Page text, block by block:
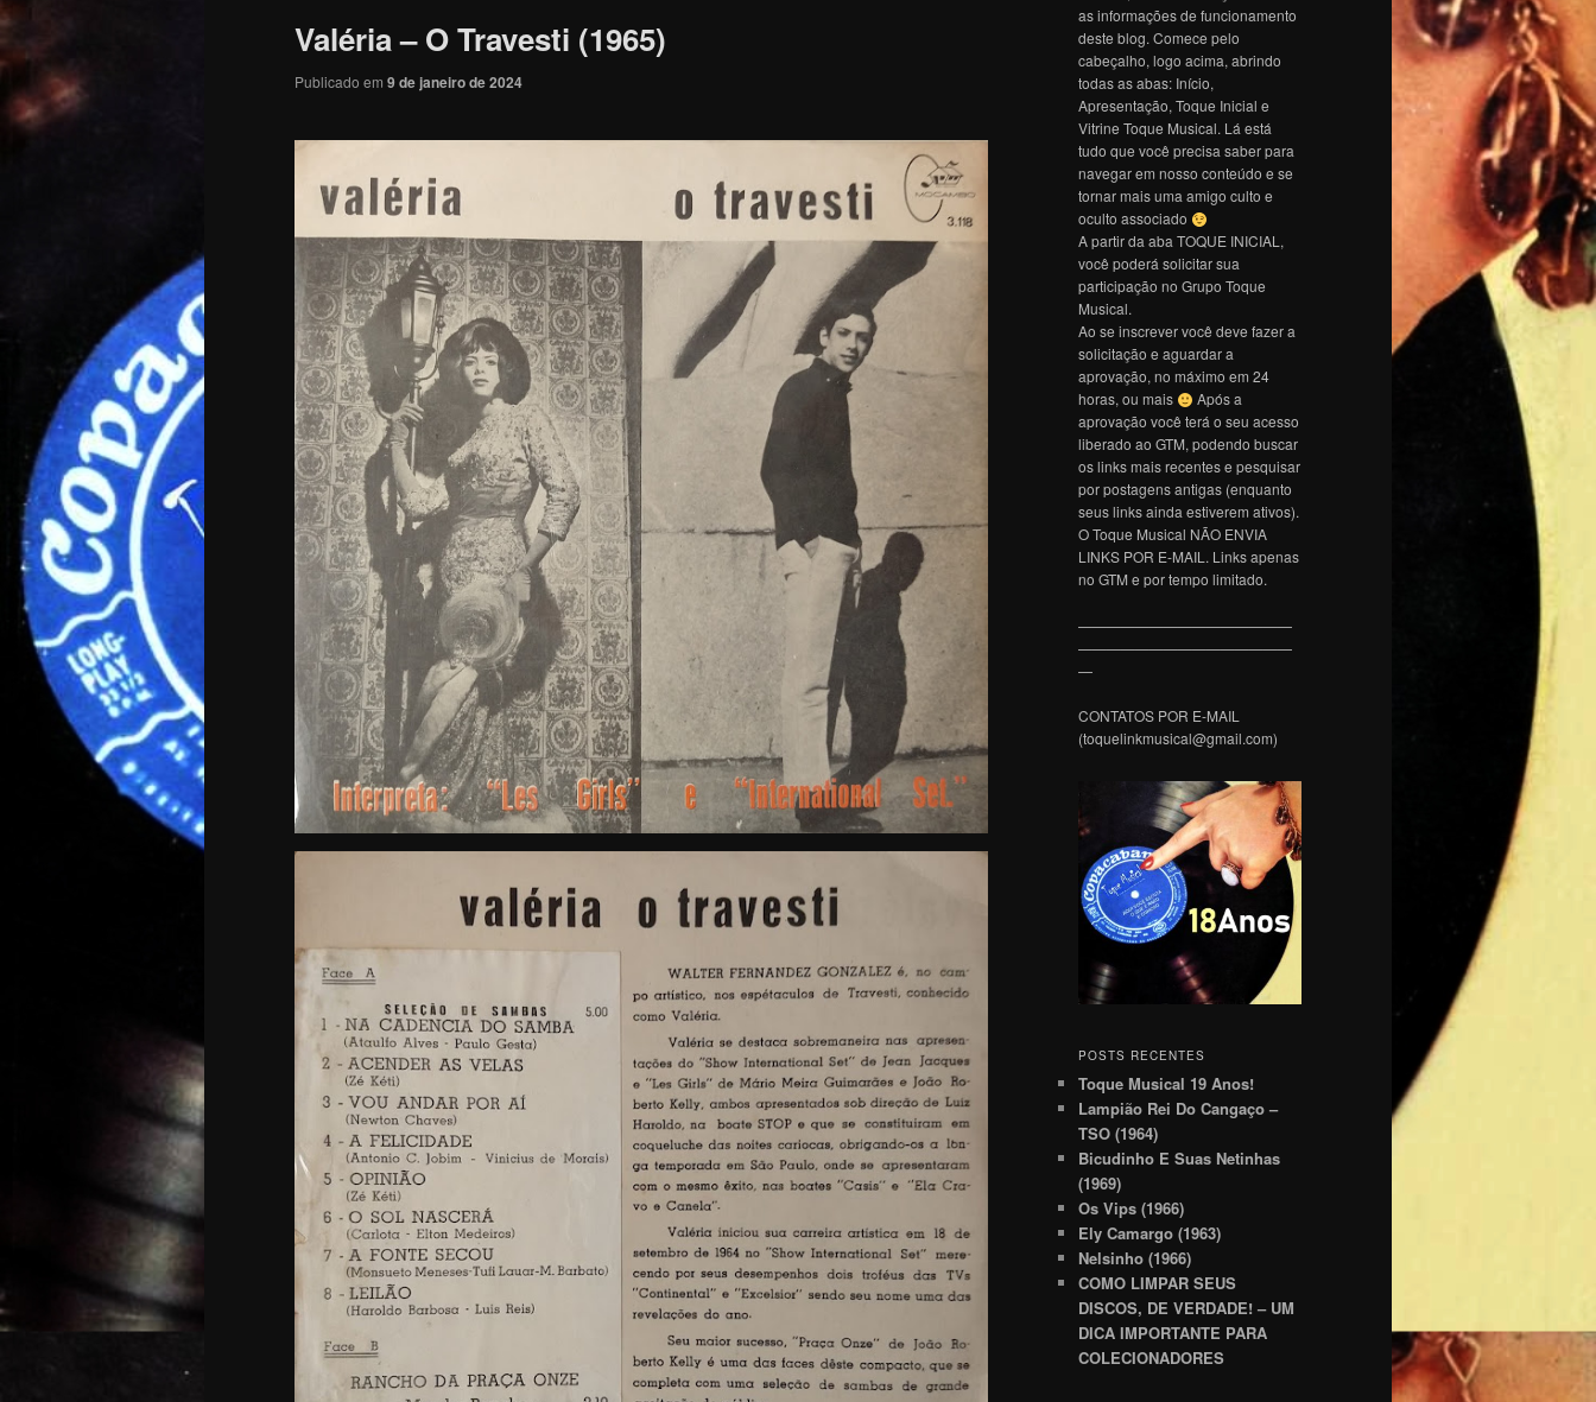
Valéria – O Travesti (1965)
Publicado em 9 de janeiro de 2024
as informações de funcionamento
deste blog. Comece pelo
cabeçalho, logo acima, abrindo
todas as abas: Início,
Apresentação, Toque Inicial e
Vitrine Toque Musical. Lá está
tudo que você precisa saber para
navegar em nosso conteúdo e se
tornar mais uma amigo culto e
oculto associado
A partir da aba TOQUE INICIAL,
você poderá solicitar sua
participação no Grupo Toque
Musical.
Ao se inscrever você deve fazer a
solicitação e aguardar a
aprovação, no máximo em 24
horas, ou mais
Após a
aprovação você terá o seu acesso
liberado ao GTM, podendo buscar
os links mais recentes e pesquisar
por postagens antigas (enquanto
seus links ainda estiverem ativos).
O Toque Musical NÃO ENVIA
LINKS POR E-MAIL. Links apenas
no GTM e por tempo limitado.
———————————————
———————————————
—
CONTATOS POR E-MAIL
(toquelinkmusical@gmail.com)
POSTS RECENTES
Toque Musical 19 Anos!
Lampião Rei Do Cangaço –
TSO (1964)
Bicudinho E Suas Netinhas
(1969)
Os Vips (1966)
Ely Camargo (1963)
Nelsinho (1966)
COMO LIMPAR SEUS
DISCOS, DE VERDADE! – UM
DICA IMPORTANTE PARA
COLECIONADORES